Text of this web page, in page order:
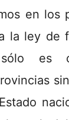
en los
la ley de
es